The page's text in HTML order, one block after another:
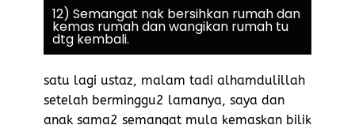
12) Semangat nak bersihkan rumah dan
kemas rumah dan wangikan rumah tu
dtg kembali.
satu lagi ustaz, malam tadi alhamdulillah
setelah berminggu2 lamanya, saya dan
anak sama2 semangat mula kemaskan bilik